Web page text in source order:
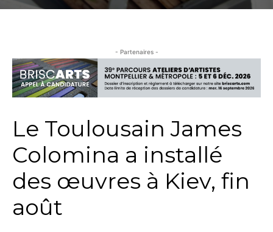
- Partenaires -
Le Toulousain James
Colomina a installé
des œuvres à Kiev, fin
août